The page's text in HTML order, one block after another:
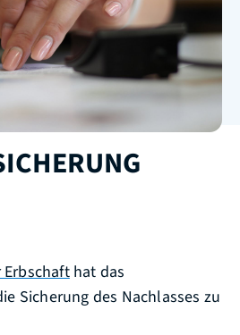
hat das
Sicherung des Nachlasses zu